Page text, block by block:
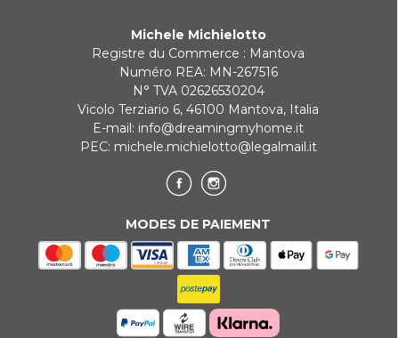
Michele Michielotto
Registre du Commerce : Mantova
Numéro REA: MN-267516
N° TVA 02626530204
Vicolo Terziario 6, 46100 Mantova, Italia
E-mail: info@dreamingmyhome.it
PEC: michele.michielotto@legalmail.it
MODES DE PAIEMENT